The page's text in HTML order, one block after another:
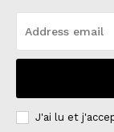
J'ai lu et